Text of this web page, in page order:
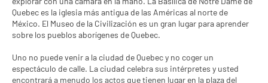
Quebec es la iglesia más antigua de las Américas al norte de
México. El Museo de la Civilización es un gran lugar para aprender
sobre los pueblos aborígenes de Quebec.
Uno no puede venir a la ciudad de Quebec y no coger un
espectáculo de calle. La ciudad celebra sus intérpretes y usted
encontrará a menudo los actos que tienen lugar en la plaza del